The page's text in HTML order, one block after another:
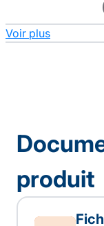
Voir plus
produit